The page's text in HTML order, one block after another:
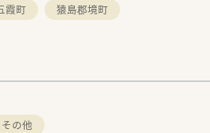
霞町 猿島郡境町
その他